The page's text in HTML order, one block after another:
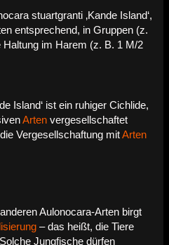
stuartgranti ‚Kande Island‘,
entsprechend, in Gruppen (z.
im Harem (z. B. 1 M/2
Island‘ ist ein ruhiger Cichlide,
Arten vergesellschaftet
Vergesellschaftung mitArten
Aulonocara-Arten birgt
– das heißt, die Tiere
Jungfische dürfen